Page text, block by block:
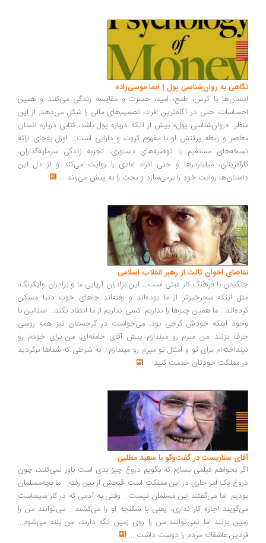
به روان‌شناسی پول | ایما موسی‌زاده
با ترس، طمع، امید، حسرت و مقایسه زندگی می‌کنند و همین
حتی در آگاه‌ترین افراد، تصمیم‌های مالی را شکل می‌دهد. از این
«روان‌شناسی پول» بیش از آنکه درباره پول باشد، کتابی درباره انسان
و رابطه پرتنش او با مفهوم ثروت و دارایی است... اوزل به‌جای ارائه
مستقیم یا توصیه‌های دستوری، تجربه زندگی سرمایه‌گذاران،
میلیاردرها و حتی افراد عادی را روایت می‌کند و از دل این
روایت خود را برمی‌سازد و بحث را به پیش می‌راند ...
اخوان ثالث از رهبر انقلاب اسلامی
با فرهنگ کار عبثی است... این برادران آریایی ما و برادران وایکینگ،
اینکه سحرخیزتر از ما بوده‌اند و رفته‌اند جاهای خوب دنیا مسکن
ما همین چیزها را نداریم. کسی نداریم از ما انتقاد بکند... استالین با
اینکه خودش گرجی بود، می‌خواست در گرجستان نیز همه روسی
بزنند...من میرم رو میندازم پیش آقای خامنه‌ای، من برای خودم رو
برای تو و امثال تو میرم رو میندازم... به شرطی که شماها برگردید
مملکت خودتان خدمت کنید...
سناریست در گفت‌وگو با سعید مطلبی
بخواهم فیلمی بسازم که بگویم دروغ چیز بدی است باور نمی‌کنند، چون
یک امر جاری در این مملکت است. قبحش از بین رفته... ما بچه‌مسلمان
اما می‌گفتند این مسلمان نیست... وقتی به آدمی که در کار سینماست
اجازه کار نداری، یعنی با شکنجه او را می‌کشند... می‌توانند من را
بزنند اما نمی‌توانند من را روی زمین نگه دارند، من بلند می‌شوم...
عاشقانه مردم را دوست داشت ...